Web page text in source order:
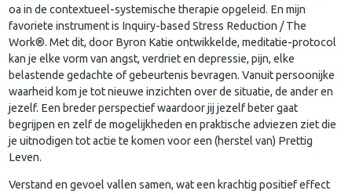
oa in de contextueel-systemische therapie opgeleid. En mijn
favoriete instrument is Inquiry-based Stress Reduction / The
Work®. Met dit, door Byron Katie ontwikkelde, meditatie-protocol
kan je elke vorm van angst, verdriet en depressie, pijn, elke
belastende gedachte of gebeurtenis bevragen. Vanuit persoonijke
waarheid kom je tot nieuwe inzichten over de situatie, de ander en
jezelf. Een breder perspectief waardoor jij jezelf beter gaat
begrijpen en zelf de mogelijkheden en praktische adviezen ziet die
je uitnodigen tot actie te komen voor een (herstel van) Prettig
Leven.
Verstand en gevoel vallen samen, wat een krachtig positief effect